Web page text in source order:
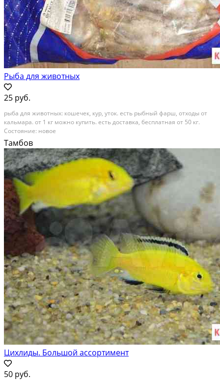
Рыба для животных
25 руб.
рыба для животных: кошечек, кур, уток. есть рыбный фарш, отходы от
кальмара. от 1 кг можно купить. есть доставка, бесплатная от 50 кг.
Состояние: новое
Тамбов
Цихлиды. Большой ассортимент
50 руб.